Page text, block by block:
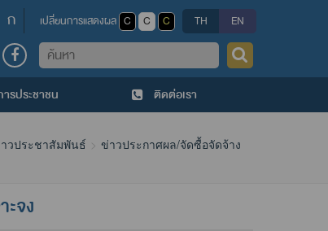
ก เปลี่ยนการแสดงผล C C C TH EN
ค้นหา
รประชาชน ติดต่อเรา
วประชาสัมพันธ์ ข่าวประกาศผล/จัดซื้อจัดจ้าง
จง